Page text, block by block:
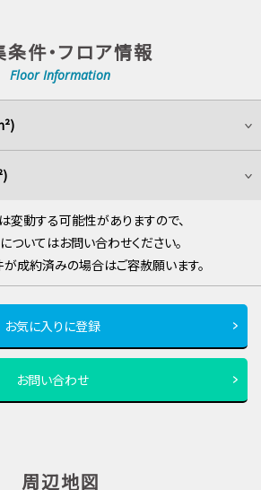
件・フロア情報
Floor Information
動する可能性がありますので、
ついてはお問い合わせください。
成約済みの場合はご容赦願います。
お気に入りに登録
お問い合わせ
周辺地図